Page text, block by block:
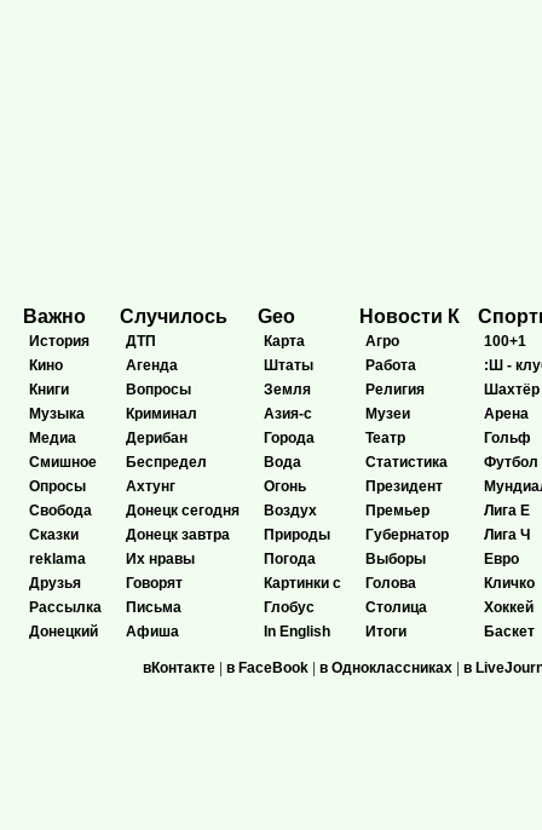
Важно
История
Кино
Книги
Музыка
Медиа
Смишное
Опросы
Свобода
Сказки
reklama
Друзья
Рассылка
Донецкий
Случилось
ДТП
Агенда
Вопросы
Криминал
Дерибан
Беспредел
Ахтунг
Донецк сегодня
Донецк завтра
Их нравы
Говорят
Письма
Афиша
Geo
Карта
Штаты
Земля
Азия-с
Города
Вода
Огонь
Воздух
Природы
Погода
Картинки с
Глобус
In English
Новости К
Агро
Работа
Религия
Музеи
Театр
Статистика
Президент
Премьер
Губернатор
Выборы
Голова
Столица
Итоги
100+1
:Ш -
Шахтёр
Арена
Гольф
Футбол
Лига Е
Лига Ч
Евро
Кличко
Хоккей
Баскет
вКонтакте | в FaceBook | в Одноклассниках | в